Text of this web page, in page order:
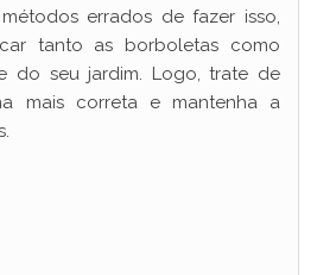
errados de fazer isso,
tanto as borboletas como
do seu jardim. Logo, trate de
mais correta e mantenha a